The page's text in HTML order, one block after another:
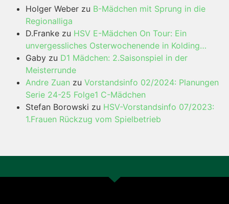
Holger Weber zu B-Mädchen mit Sprung in die
Regionalliga
D.Franke zu HSV E-Mädchen On Tour: Ein
unvergessliches Osterwochenende in Kolding…
Gaby zu D1 Mädchen: 2.Saisonspiel in der
Meisterrunde
Andre Zuan zu Vorstandsinfo 02/2024: Planungen
Serie 24-25 Folge1 C-Mädchen
Stefan Borowski zu HSV-Vorstandsinfo 07/2023:
1.Frauen Rückzug vom Spielbetrieb